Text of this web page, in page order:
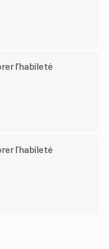
l’habileté
l’habileté